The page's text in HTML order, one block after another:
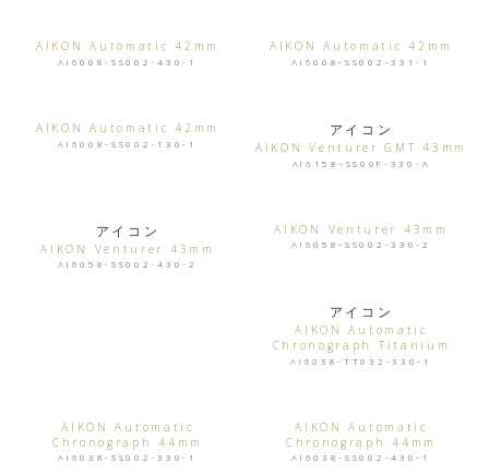
AIKON Automatic 42mm
AI6008-SS002-430-1
AIKON Automatic 42mm
AI6008-SS002-331-1
AIKON Automatic 42mm
AI6008-SS002-130-1
アイコン
AIKON Venturer GMT 43mm
AI6158-SS00F-330-A
アイコン
AIKON Venturer 43mm
AI6058-SS002-430-2
AIKON Venturer 43mm
AI6058-SS002-330-2
アイコン
AIKON Automatic
Chronograph Titanium
AI6038-TT032-330-1
AIKON Automatic
Chronograph 44mm
AI6038-SS002-330-1
AIKON Automatic
Chronograph 44mm
AI6038-SS002-430-1